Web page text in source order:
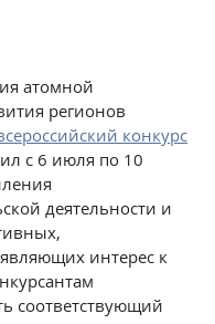
атомной
регионов
конкурс
с 6 июля по 10
деятельности и
интерес к
соответствующий